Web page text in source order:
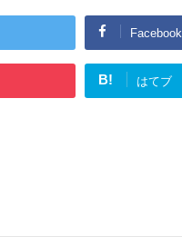
Facebook
B! はてブ